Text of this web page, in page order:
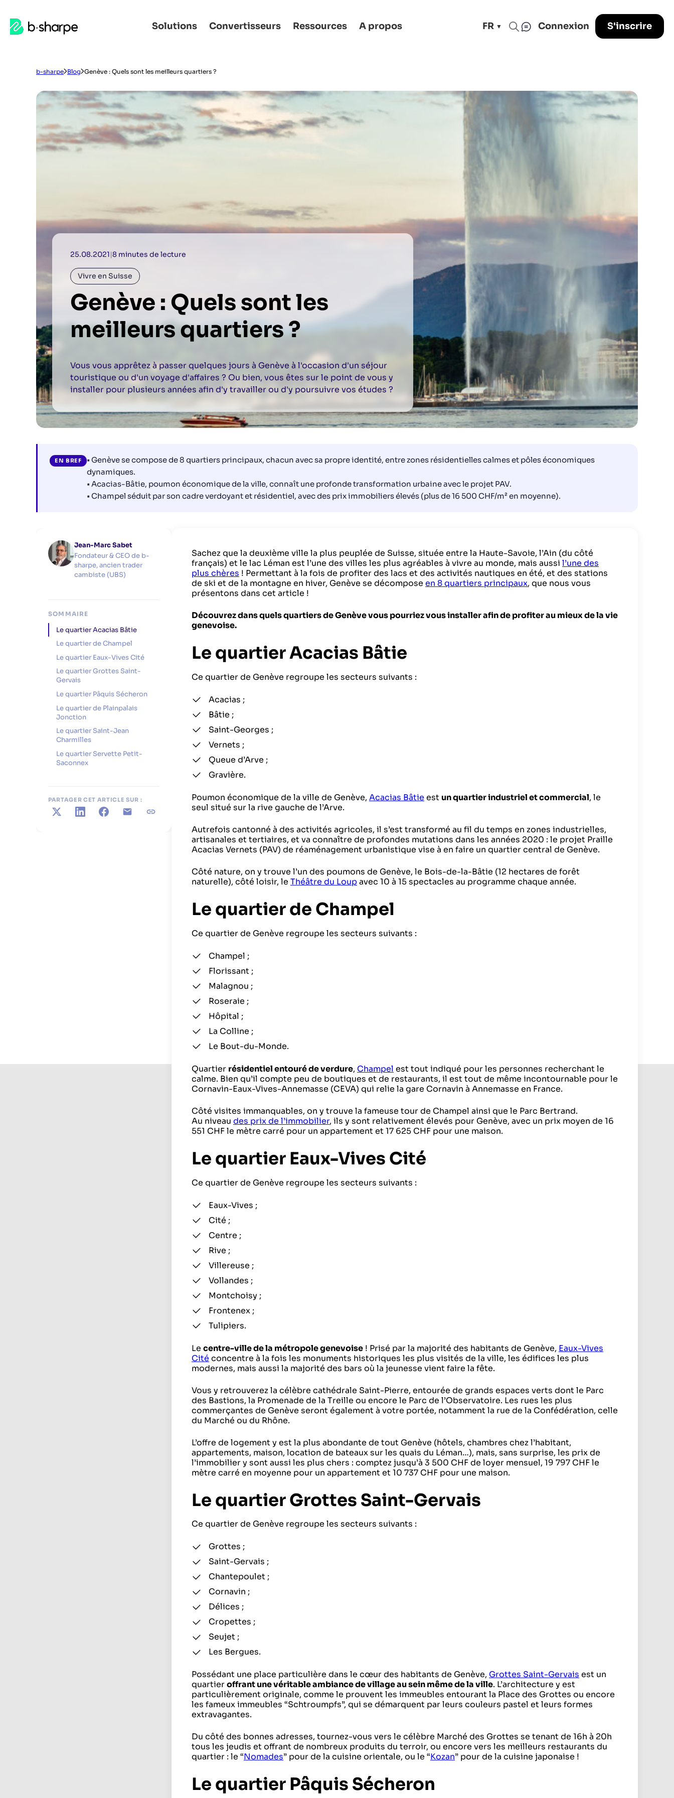
Aller
principale
Aller
b-
sharpe
Solutions Convertisseurs Ressources A propos FR Connexion S'inscrire
b-sharpe Blog Genève : Quels sont les meilleurs quartiers ?
25.08.2021|8 minutes de lecture
Vivre en Suisse
Genève : Quels sont les
meilleurs quartiers ?
Vous vous apprêtez à passer quelques jours à Genève à l'occasion d'un séjour
touristique ou d'un voyage d'affaires ? Ou bien, vous êtes sur le point de vous y
installer pour plusieurs années afin d'y travailler ou d'y poursuivre vos études ?
EN BREF
• Genève se compose de 8 quartiers principaux, chacun avec sa propre identité, entre zones résidentielles calmes et pôles économiques
dynamiques.
• Acacias-Bâtie, poumon économique de la ville, connaît une profonde transformation urbaine avec le projet PAV.
• Champel séduit par son cadre verdoyant et résidentiel, avec des prix immobiliers élevés (plus de 16 500 CHF/m² en moyenne).
Jean-Marc Sabet
Fondateur & CEO de b-
sharpe, ancien trader
cambiste (UBS)
SOMMAIRE
Le quartier Acacias Bâtie
Le quartier de Champel
Le quartier Eaux-Vives Cité
Le quartier Grottes Saint-
Gervais
Le quartier Pâquis Sécheron
Le quartier de Plainpalais
Jonction
Le quartier Saint-Jean
Charmilles
Le quartier Servette Petit-
Saconnex
PARTAGER CET ARTICLE SUR :
X LinkedInFacebookE-mailCopier le lien
Sachez que la deuxième ville la plus peuplée de Suisse, située entre la Haute-Savoie, l’Ain (du côté
français) et le lac Léman est l’une des villes les plus agréables à vivre au monde, mais aussi l’une des
plus chères ! Permettant à la fois de profiter des lacs et des activités nautiques en été, et des stations
de ski et de la montagne en hiver, Genève se décompose en 8 quartiers principaux, que nous vous
présentons dans cet article !
Découvrez dans quels quartiers de Genève vous pourriez vous installer afin de profiter au mieux de la vie
genevoise.
Le quartier Acacias Bâtie
Ce quartier de Genève regroupe les secteurs suivants :
Acacias ;
Bâtie ;
Saint-Georges ;
Vernets ;
Queue d’Arve ;
Gravière.
Poumon économique de la ville de Genève, Acacias Bâtie est un quartier industriel et commercial, le
seul situé sur la rive gauche de l’Arve.
Autrefois cantonné à des activités agricoles, il s’est transformé au fil du temps en zones industrielles,
artisanales et tertiaires, et va connaître de profondes mutations dans les années 2020 : le projet Praille
Acacias Vernets (PAV) de réaménagement urbanistique vise à en faire un quartier central de Genève.
Côté nature, on y trouve l’un des poumons de Genève, le Bois-de-la-Bâtie (12 hectares de forêt
naturelle), côté loisir, le Théâtre du Loupavec 10 à 15 spectacles au programme chaque année.
Le quartier de Champel
Ce quartier de Genève regroupe les secteurs suivants :
Champel ;
Florissant ;
Malagnou ;
Roseraie ;
Hôpital ;
La Colline ;
Le Bout-du-Monde.
Quartier résidentiel entouré de verdure, Champel est tout indiqué pour les personnes recherchant le
calme. Bien qu’il compte peu de boutiques et de restaurants, il est tout de même incontournable pour le
Cornavin-Eaux-Vives-Annemasse (CEVA) qui relie la gare Cornavin à Annemasse en France.
Côté visites immanquables, on y trouve la fameuse tour de Champel ainsi que le Parc Bertrand.
Au niveau des prix de l’immobilier, ils y sont relativement élevés pour Genève, avec un prix moyen de 16
551 CHF le mètre carré pour un appartement et 17 625 CHF pour une maison.
Le quartier Eaux-Vives Cité
Ce quartier de Genève regroupe les secteurs suivants :
Eaux-Vives ;
Cité ;
Centre ;
Rive ;
Villereuse ;
Vollandes ;
Montchoisy ;
Frontenex ;
Tulipiers.
Le centre-ville de la métropole genevoise ! Prisé par la majorité des habitants de Genève, Eaux-Vives
Cité concentre à la fois les monuments historiques les plus visités de la ville, les édifices les plus
modernes, mais aussi la majorité des bars où la jeunesse vient faire la fête.
Vous y retrouverez la célèbre cathédrale Saint-Pierre, entourée de grands espaces verts dont le Parc
des Bastions, la Promenade de la Treille ou encore le Parc de l’Observatoire. Les rues les plus
commerçantes de Genève seront également à votre portée, notamment la rue de la Confédération, celle
du Marché ou du Rhône.
L’offre de logement y est la plus abondante de tout Genève (hôtels, chambres chez l’habitant,
appartements, maison, location de bateaux sur les quais du Léman…), mais, sans surprise, les prix de
l’immobilier y sont aussi les plus chers : comptez jusqu’à 3 500 CHF de loyer mensuel, 19 797 CHF le
mètre carré en moyenne pour un appartement et 10 737 CHF pour une maison.
Le quartier Grottes Saint-Gervais
Ce quartier de Genève regroupe les secteurs suivants :
Grottes ;
Saint-Gervais ;
Chantepoulet ;
Cornavin ;
Délices ;
Cropettes ;
Seujet ;
Les Bergues.
Possédant une place particulière dans le cœur des habitants de Genève, Grottes Saint-Gervais est un
quartieroffrant une véritable ambiance de village au sein même de la ville. L’architecture y est
particulièrement originale, comme le prouvent les immeubles entourant la Place des Grottes ou encore
les fameux immeubles “Schtroumpfs”, qui se démarquent par leurs couleurs pastel et leurs formes
extravagantes.
Du côté des bonnes adresses, tournez-vous vers le célèbre Marché des Grottes se tenant de 16h à 20h
tous les jeudis et offrant de nombreux produits du terroir, ou encore vers les meilleurs restaurants du
quartier : le “Nomades” pour de la cuisine orientale, ou le “Kozan” pour de la cuisine japonaise !
Le quartier Pâquis Sécheron